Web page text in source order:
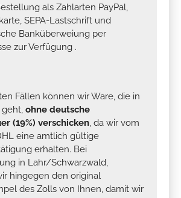
als Zahlarten PayPal,
SEPA-Lastschrift und
Banküberweiung per
zur Verfügung .
Fällen können wir Ware, die in
geht, ohne deutsche
(19%) verschicken, da wir vom
eine amtlich gültige
erhalten. Bei
in Lahr/Schwarzwald,
hingegen den original
des Zolls von Ihnen, damit wir